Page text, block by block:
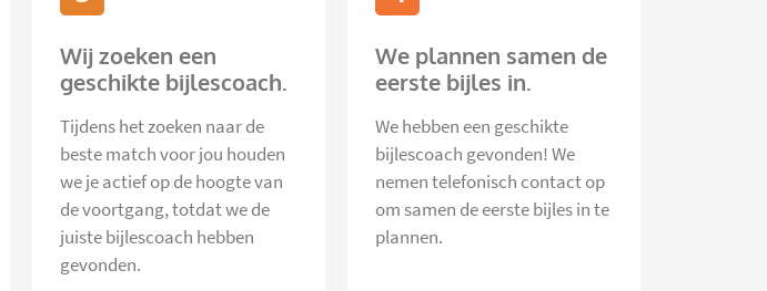
Wij zoeken een
geschikte bijlescoach.
Tijdens het zoeken naar de
beste match voor jou houden
we je actief op de hoogte van
de voortgang, totdat we de
juiste bijlescoach hebben
gevonden.
We plannen samen de
eerste bijles in.
We hebben een geschikte
bijlescoach gevonden! We
nemen telefonisch contact op
om samen de eerste bijles in te
plannen.